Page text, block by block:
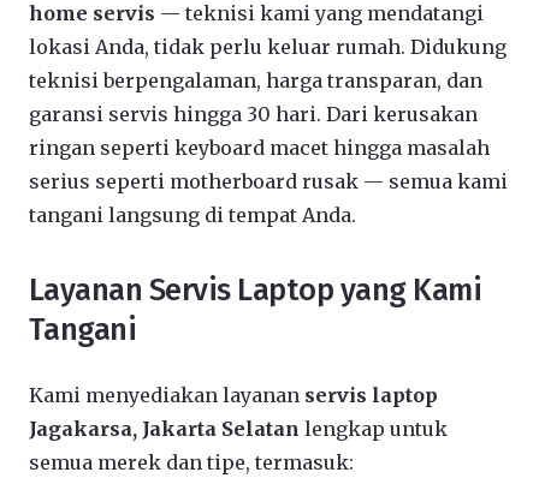
home servis — teknisi kami yang mendatangi
lokasi Anda, tidak perlu keluar rumah. Didukung
teknisi berpengalaman, harga transparan, dan
garansi servis hingga 30 hari. Dari kerusakan
ringan seperti keyboard macet hingga masalah
serius seperti motherboard rusak — semua kami
tangani langsung di tempat Anda.
Layanan Servis Laptop yang Kami
Tangani
Kami menyediakan layanan servis laptop
Jagakarsa, Jakarta Selatan lengkap untuk
semua merek dan tipe, termasuk: